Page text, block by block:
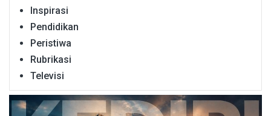
Inspirasi
Pendidikan
Peristiwa
Rubrikasi
Televisi